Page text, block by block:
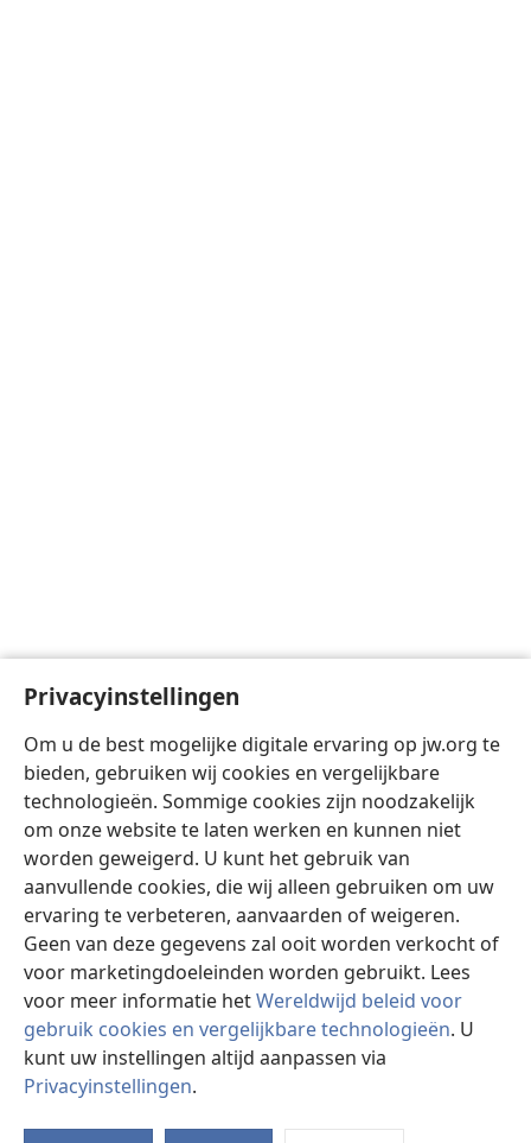
Privacyinstellingen
Om u de best mogelijke digitale ervaring op jw.org te
bieden, gebruiken wij cookies en vergelijkbare
technologieën. Sommige cookies zijn noodzakelijk
om onze website te laten werken en kunnen niet
worden geweigerd. U kunt het gebruik van
aanvullende cookies, die wij alleen gebruiken om uw
ervaring te verbeteren, aanvaarden of weigeren.
Geen van deze gegevens zal ooit worden verkocht of
voor marketingdoeleinden worden gebruikt. Lees
voor meer informatie hetWereldwijd beleid voor
gebruik cookies en vergelijkbare technologieën. U
kunt uw instellingen altijd aanpassen via
Privacyinstellingen.